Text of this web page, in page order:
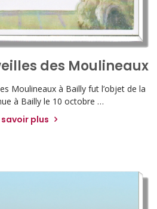
des Moulineaux
Moulineaux à Bailly fut l’objet de la
à Bailly le 10 octobre …
savoir plus